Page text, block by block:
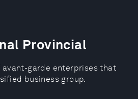
Provincial
avant-garde enterprises that
business group.